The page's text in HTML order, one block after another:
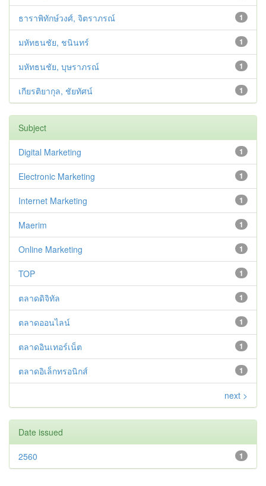
1
ธาราพิทักษ์วงศ์, จิตราภรณ์
1
มหัทธนชัย, ชนินทร์
1
มหัทธนชัย, บุษราภรณ์
1
เกียรติยากุล, ชัยทัศน์
Subject
1
Digital Marketing
1
Electronic Marketing
1
Internet Marketing
1
Maerim
1
Online Marketing
1
TOP
1
ตลาดดิจิทัล
1
ตลาดออนไลน์
1
ตลาดอินเทอร์เน็ต
1
ตลาดอิเล็กทรอนิกส์
next >
Date issued
1
2560